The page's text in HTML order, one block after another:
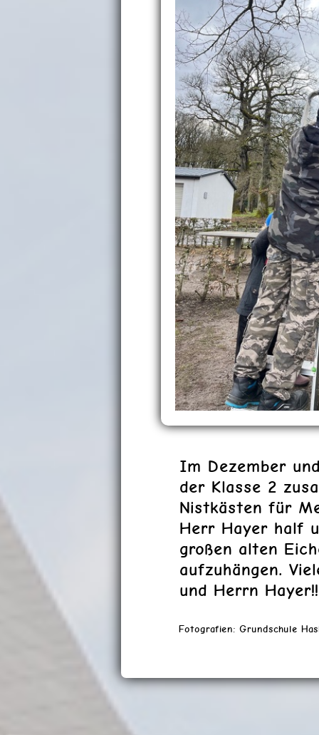
Im Dezember
der Klasse 2
Nistkästen für
Herr Hayer half
großen alten
aufzuhängen.
und Herrn Hayer!!
Fotografien: Grundschule